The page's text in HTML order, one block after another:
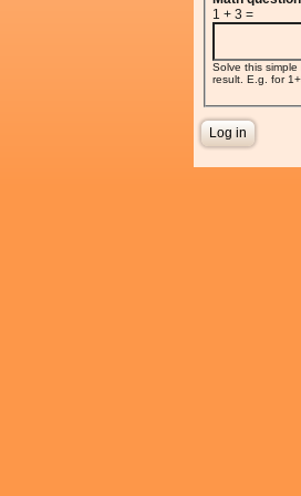
1 + 3 =
Solve this
result. E.g. for